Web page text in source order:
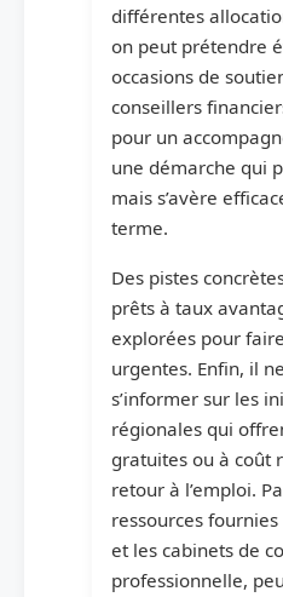
différentes
on peut prétendre
occasions de
conseillers
pour un
une démarche qui
mais s’avère
terme.
Des pistes
prêts à taux
explorées pour
urgentes. Enfin, il
s’informer sur les
régionales qui
gratuites ou à coût
retour à l’emploi.
ressources
et les cabinets de
professionnelle,